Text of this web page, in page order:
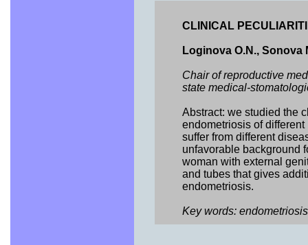
CLINICAL
Loginova O.N., Sonova
Chair of reproductive
state medical-
Abstract: we studied the
endometriosis of
suffer from different
unfavorable background
woman with external
and tubes that gives
endometriosis.
Key words: